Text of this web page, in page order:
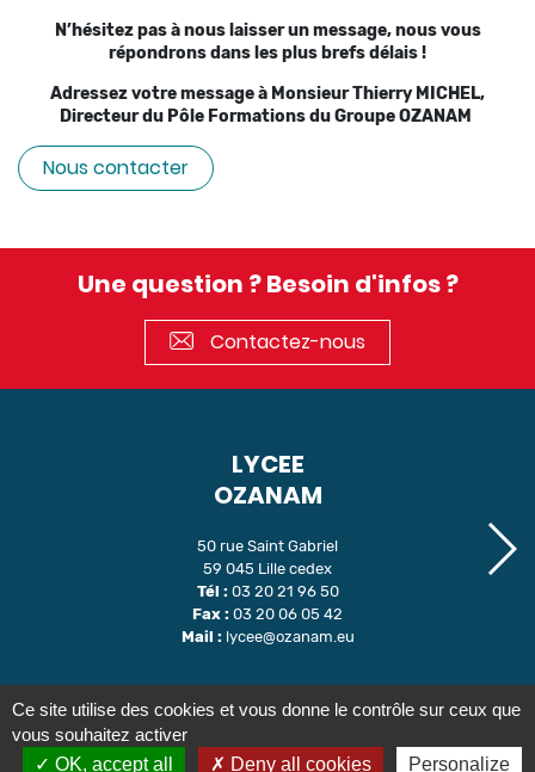
N’hésitez pas à nous laisser un message, nous vous
répondrons dans les plus brefs délais !
Adressez votre message à Monsieur Thierry MICHEL,
Directeur du Pôle Formations du Groupe OZANAM
Nous contacter
Une question ? Besoin d'infos ?
Contactez-nous
Nous joindre
Inscription au lycée ÉPIL
Informations légales
LYCEE
OZANAM
50 rue Saint Gabriel
59 045 Lille cedex
Tél : 03 20 21 96 50
Fax : 03 20 06 05 42
Mail : lycee@ozanam.eu
Ce site utilise des cookies et vous donne le contrôle sur ceux que
vous souhaitez activer
OK, accept all
Deny all cookies Personalize